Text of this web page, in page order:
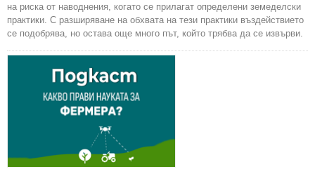
на риска от наводнения, когато се прилагат определени земеделски
практики. С разширяване на обхвата на тези практики въздействието
се подобрява, но остава още много път, който трябва да се извърви.